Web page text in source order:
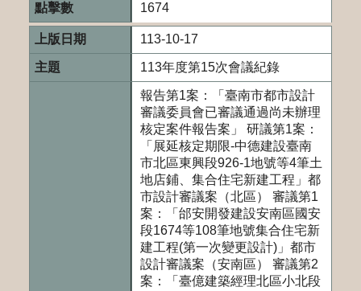
1674
113-10-17
113年度第15次會議紀錄
報告第1案：「臺南市都市設計
審議委員會已審議通過尚未辦理
核定案件報告案」 研議第1案：
「展延核定期限-中德建設臺南
市北區東興段926-1地號等4筆土
地店鋪、集合住宅新建工程」都
市設計審議案（北區） 審議第1
案：「邰安開發建設安南區國安
段1674等108筆地號集合住宅新
建工程(第一次變更設計)」都市
設計審議案（安南區） 審議第2
案：「臺億建築經理北區小北段